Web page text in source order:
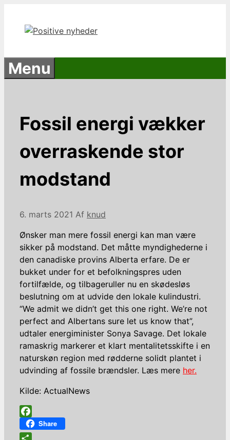
indhold
Menu
Fossil energi vækker
overraskende stor
modstand
6. marts 2021 Af knud
Ønsker man mere fossil energi kan man være
sikker på modstand. Det måtte myndighederne i
den canadiske provins Alberta erfare. De er
bukket under for et befolkningspres uden
fortilfælde, og tilbageruller nu en skødesløs
beslutning om at udvide den lokale kulindustri.
“We admit we didn’t get this one right. We’re not
perfect and Albertans sure let us know that”,
udtaler energiminister Sonya Savage. Det lokale
ramaskrig markerer et klart mentalitetsskifte i en
naturskøn region med rødderne solidt plantet i
udvinding af fossile brændsler. Læs mere her.
Kilde: ActualNews
Facebook
Share